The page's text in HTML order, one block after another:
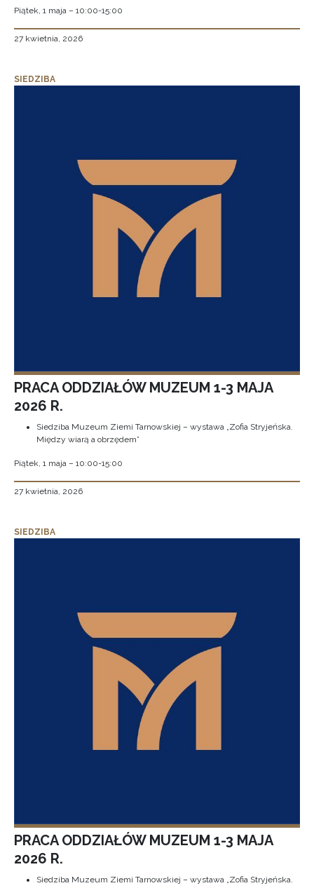
Piątek, 1 maja – 10:00-15:00
27 kwietnia, 2026
SIEDZIBA
PRACA ODDZIAŁÓW MUZEUM 1-3 MAJA
2026 R.
Siedziba Muzeum Ziemi Tarnowskiej – wystawa „Zofia Stryjeńska.
Między wiarą a obrzędem”
Piątek, 1 maja – 10:00-15:00
27 kwietnia, 2026
SIEDZIBA
PRACA ODDZIAŁÓW MUZEUM 1-3 MAJA
2026 R.
Siedziba Muzeum Ziemi Tarnowskiej – wystawa „Zofia Stryjeńska.